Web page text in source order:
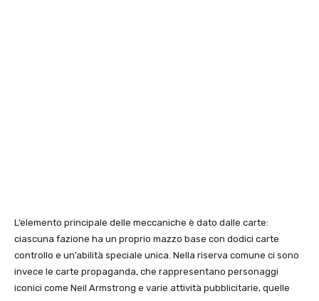
L’elemento principale delle meccaniche è dato dalle carte:
ciascuna fazione ha un proprio mazzo base con dodici carte
controllo e un’abilità speciale unica. Nella riserva comune ci sono
invece le carte propaganda, che rappresentano personaggi
iconici come Neil Armstrong e varie attività pubblicitarie, quelle